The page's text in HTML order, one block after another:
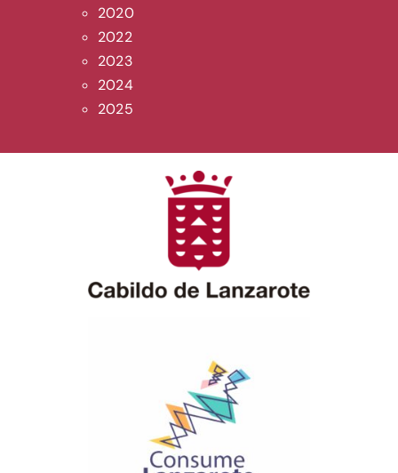
2020
2022
2023
2024
2025